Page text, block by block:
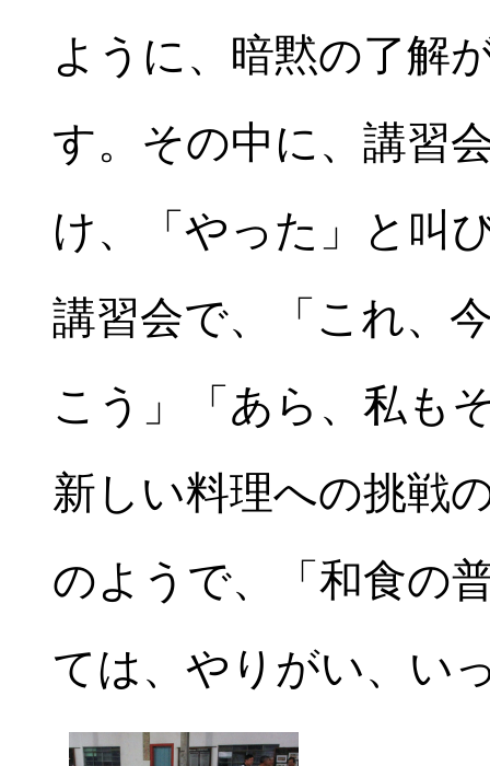
ように、暗黙の了解
す。その中に、講習
け、「やった」と叫
講習会で、「これ、
こう」「あら、私も
新しい料理への挑戦
のようで、「和食の
ては、やりがい、い